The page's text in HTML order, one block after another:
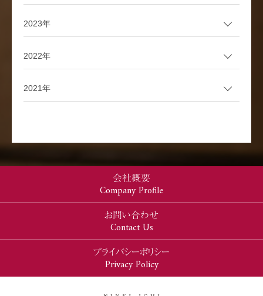
2023年
2022年
2021年
会社概要
Company Profile
お問い合わせ
Contact Us
プライバシーポリシー
Privacy Policy